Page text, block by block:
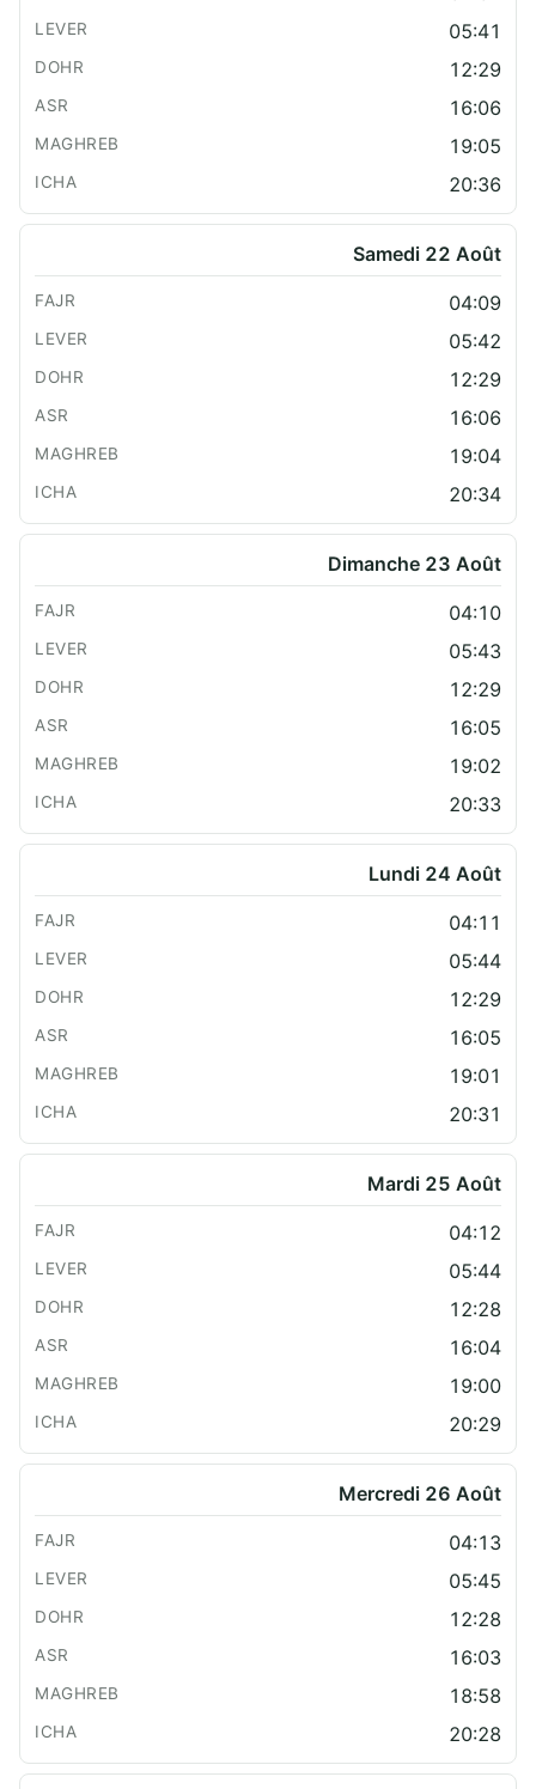
05:41
12:29
16:06
19:05
20:36
Samedi 22 Août
04:09
05:42
12:29
16:06
19:04
20:34
Dimanche 23 Août
04:10
05:43
12:29
16:05
19:02
20:33
Lundi 24 Août
04:11
05:44
12:29
16:05
19:01
20:31
Mardi 25 Août
04:12
05:44
12:28
16:04
19:00
20:29
Mercredi 26 Août
04:13
05:45
12:28
16:03
18:58
20:28